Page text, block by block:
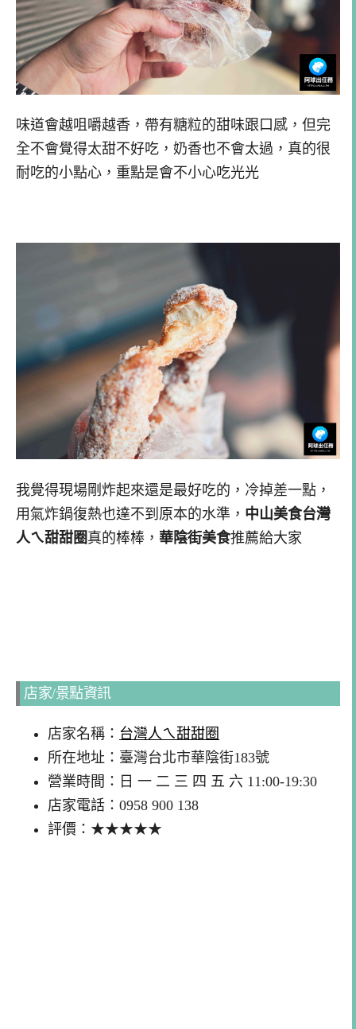
味道會越咀嚼越香，帶有糖粒的甜味跟口感，但完
全不會覺得太甜不好吃，奶香也不會太過，真的很
耐吃的小點心，重點是會不小心吃光光
我覺得現場剛炸起來還是最好吃的，冷掉差一點，
用氣炸鍋復熱也達不到原本的水準， 中山美食台灣
人ㄟ甜甜圈真的棒棒， 華陰街美食推薦給大家
店家/景點資訊
店家名稱： 台灣人ㄟ甜甜圈
所在地址：臺灣台北市華陰街183號
營業時間：日 一 二 三 四 五 六 11:00-19:30
店家電話：0958 900 138
評價：★★★★★